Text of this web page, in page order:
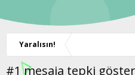
Yaralısın!
#1 mesaja tepki